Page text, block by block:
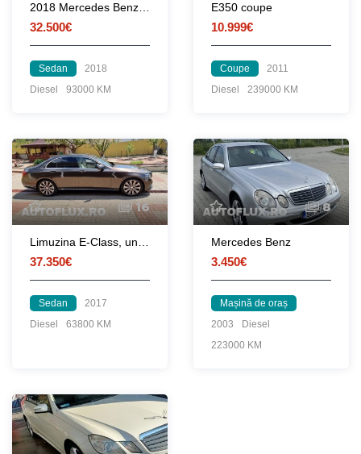
2018 Mercedes Benz E Class AMG
32.500€
Sedan
2018
Diesel
93000 KM
E350 coupe
10.999€
Coupe
2011
Diesel
239000 KM
16
Limuzina E-Class, unic proprietar, impecabila, TVA deductibil
37.350€
Sedan
2017
Diesel
63800 KM
8
Mercedes Benz
3.450€
Mașină de oraș
2003
Diesel
223000 KM